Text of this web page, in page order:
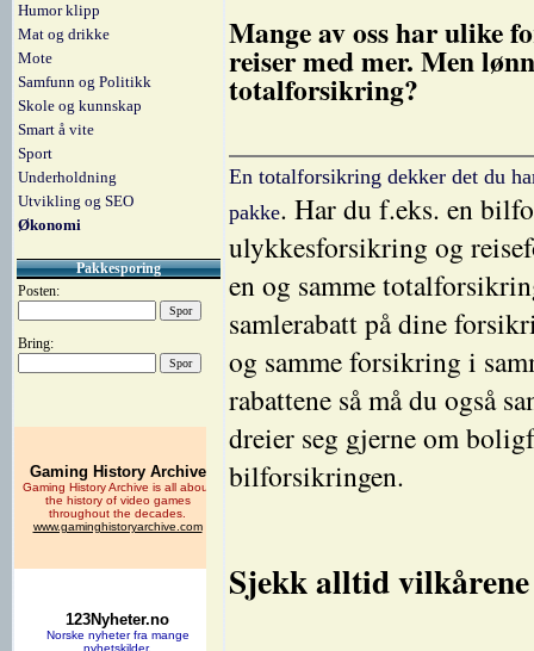
Humor klipp
Mat og drikke
Mote
Samfunn og Politikk
Skole og kunnskap
Smart å vite
Sport
Underholdning
Utvikling og SEO
Økonomi
Pakkesporing
Posten:
Bring:
Mange av oss har ulike
reiser med mer. Men
totalforsikring?
En totalforsikring dekker det du
pakke. Har du f.eks. en
ulykkesforsikring og
en og samme
samlerabatt på dine
og samme forsikring i
rabattene så må du også
dreier seg gjerne om
bilforsikringen.
Sjekk alltid